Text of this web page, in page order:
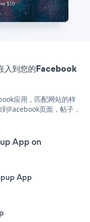
入到您的Facebook
应用，匹配网站的样
Facebook页面，帖子，
App on
App